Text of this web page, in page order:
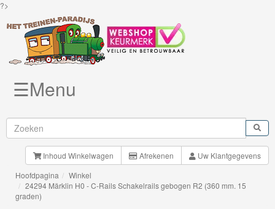
?>
Brio
Treinen
BigJigs
Rails
☰Menu
Inhoud Winkelwagen Afrekenen
Uw Klantgegevens
Hoofdpagina
Winkel
24294 Märklin H0 - C-Rails Schakelrails gebogen R2 (360 mm. 15
graden)